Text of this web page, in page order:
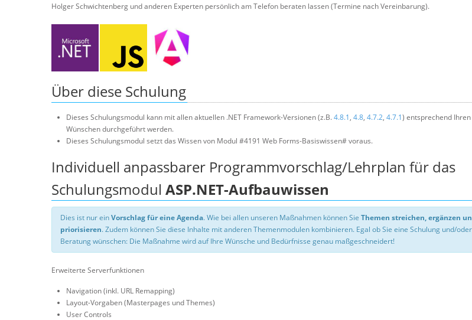
Holger Schwichtenberg und anderen Experten persönlich am Telefon beraten lassen (Termine nach Vereinbarung).
Über diese Schulung
Dieses Schulungsmodul kann mit allen aktuellen .NET Framework-Versionen (z.B.4.8.1, 4.8, 4.7.2, 4.7.1) entsprechend Ihren
Wünschen durchgeführt werden.
Dieses Schulungsmodul setzt das Wissen von Modul #4191 Web Forms-Basiswissen# voraus.
Individuell anpassbarer Programmvorschlag/Lehrplan für das
Schulungsmodul ASP.NET-Aufbauwissen
Dies ist nur einVorschlag für eine Agenda. Wie bei allen unseren Maßnahmen können Sie Themen streichen, ergänzen
priorisieren. Zudem können Sie diese Inhalte mit anderen Themenmodulen kombinieren. Egal ob Sie eine Schulung und/oder
Beratung wünschen: Die Maßnahme wird auf Ihre Wünsche und Bedürfnisse genau maßgeschneidert!
Erweiterte Serverfunktionen
Navigation (inkl. URL Remapping)
Layout-Vorgaben (Masterpages und Themes)
User Controls